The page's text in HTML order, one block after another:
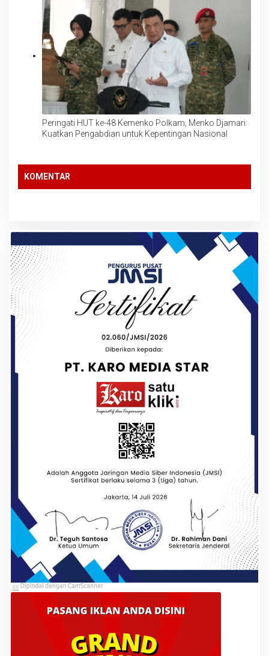
Peringati HUT ke-48 Kemenko Polkam, Menko Djamari:
Kuatkan Pengabdian untuk Kepentingan Nasional
KOMENTAR